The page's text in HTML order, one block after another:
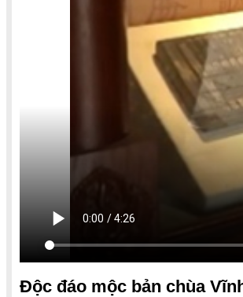
Độc đáo mộc bản chùa